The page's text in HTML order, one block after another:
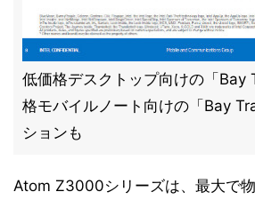
低価格デスクトップ向けの「Bay
格モバイルノート向けの「Bay
ションも
Atom Z3000シリーズは、最大で